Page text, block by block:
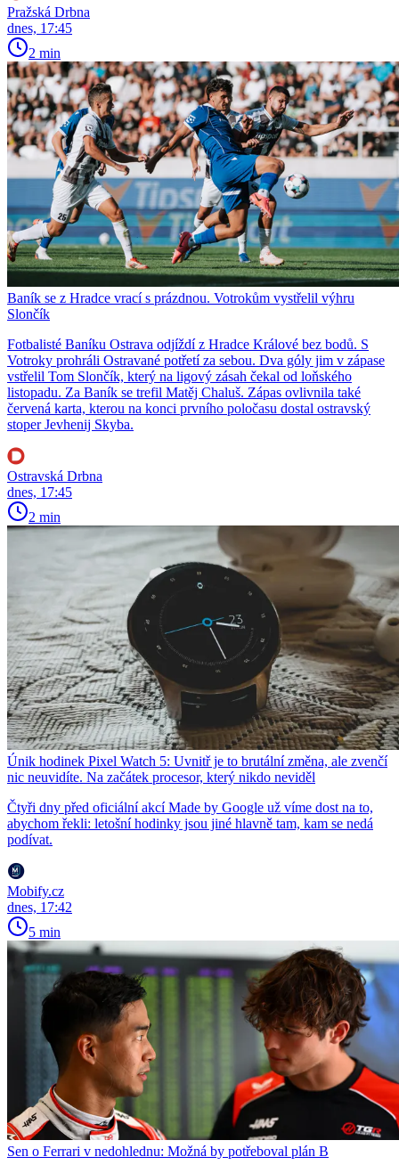
Pražská Drbna
dnes, 17:45
2 min
Baník se z Hradce vrací s prázdnou. Votrokům vystřelil výhru
Slončík
Fotbalisté Baníku Ostrava odjíždí z Hradce Králové bez bodů. S
Votroky prohráli Ostravané potřetí za sebou. Dva góly jim v zápase
vstřelil Tom Slončík, který na ligový zásah čekal od loňského
listopadu. Za Baník se trefil Matěj Chaluš. Zápas ovlivnila také
červená karta, kterou na konci prvního poločasu dostal ostravský
stoper Jevhenij Skyba.
Ostravská Drbna
dnes, 17:45
2 min
Únik hodinek Pixel Watch 5: Uvnitř je to brutální změna, ale zvenčí
nic neuvidíte. Na začátek procesor, který nikdo neviděl
Čtyři dny před oficiální akcí Made by Google už víme dost na to,
abychom řekli: letošní hodinky jsou jiné hlavně tam, kam se nedá
podívat.
Mobify.cz
dnes, 17:42
5 min
Sen o Ferrari v nedohlednu: Možná by potřeboval plán B